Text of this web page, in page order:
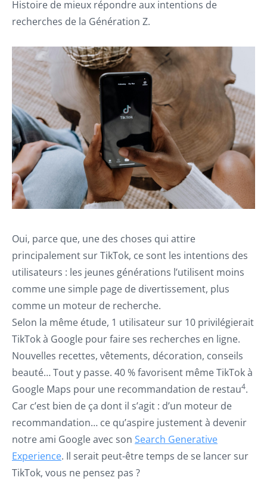
Histoire de mieux répondre aux intentions de
recherches de la Génération Z.
Oui, parce que, une des choses qui attire
principalement sur TikTok, ce sont les intentions des
utilisateurs : les jeunes générations l’utilisent moins
comme une simple page de divertissement, plus
comme un moteur de recherche.
Selon la même étude, 1 utilisateur sur 10 privilégierait
TikTok à Google pour faire ses recherches en ligne.
Nouvelles recettes, vêtements, décoration, conseils
beauté… Tout y passe. 40 % favorisent même TikTok à
Google Maps pour une recommandation de restau4.
Car c’est bien de ça dont il s’agit : d’un moteur de
recommandation… ce qu’aspire justement à devenir
notre ami Google avec son Search Generative
Experience. Il serait peut-être temps de se lancer sur
TikTok, vous ne pensez pas ?